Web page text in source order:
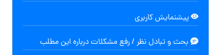
پیشنمایش کاربری
بحث و تبادل نظر / رفع مشکلات درباره این مطلب